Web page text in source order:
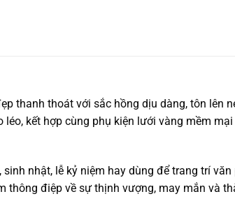
thanh thoát với sắc hồng dịu dàng, tôn lên
kết hợp cùng phụ kiện lưới vàng mềm
nhật, lễ kỷ niệm hay dùng để trang trí văn
thông điệp về sự thịnh vượng, may mắn và